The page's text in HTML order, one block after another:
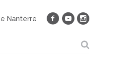
Nanterre